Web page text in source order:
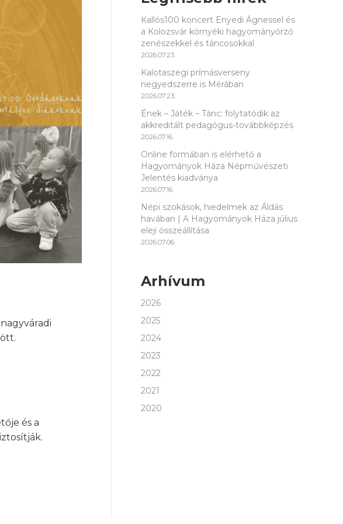
és a
Kallós100 koncert Enyedi Ágnessel és
a Kolozsvár környéki hagyományőrző
zenészekkel és táncosokkal
2026.07.23.
Kalotaszegi prímásverseny
negyedszerre is Mérában
2026.07.23.
Ének – Játék – Tánc: folytatódik az
akkreditált pedagógus-továbbképzés
2026.07.16.
Online formában is elérhető a
Hagyományok Háza Népművészeti
Jelentés kiadványa
2026.07.16.
Népi szokások, hiedelmek az Áldás
havában | A Hagyományok Háza július
eleji összeállítása
2026.07.06.
Arhívum
2026
2025
2024
2023
2022
2021
2020